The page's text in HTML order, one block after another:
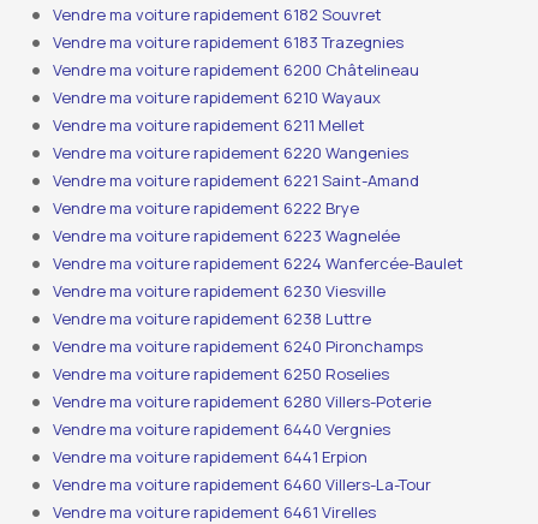
Vendre ma voiture rapidement 6182 Souvret
Vendre ma voiture rapidement 6183 Trazegnies
Vendre ma voiture rapidement 6200 Châtelineau
Vendre ma voiture rapidement 6210 Wayaux
Vendre ma voiture rapidement 6211 Mellet
Vendre ma voiture rapidement 6220 Wangenies
Vendre ma voiture rapidement 6221 Saint-Amand
Vendre ma voiture rapidement 6222 Brye
Vendre ma voiture rapidement 6223 Wagnelée
Vendre ma voiture rapidement 6224 Wanfercée-Baulet
Vendre ma voiture rapidement 6230 Viesville
Vendre ma voiture rapidement 6238 Luttre
Vendre ma voiture rapidement 6240 Pironchamps
Vendre ma voiture rapidement 6250 Roselies
Vendre ma voiture rapidement 6280 Villers-Poterie
Vendre ma voiture rapidement 6440 Vergnies
Vendre ma voiture rapidement 6441 Erpion
Vendre ma voiture rapidement 6460 Villers-La-Tour
Vendre ma voiture rapidement 6461 Virelles